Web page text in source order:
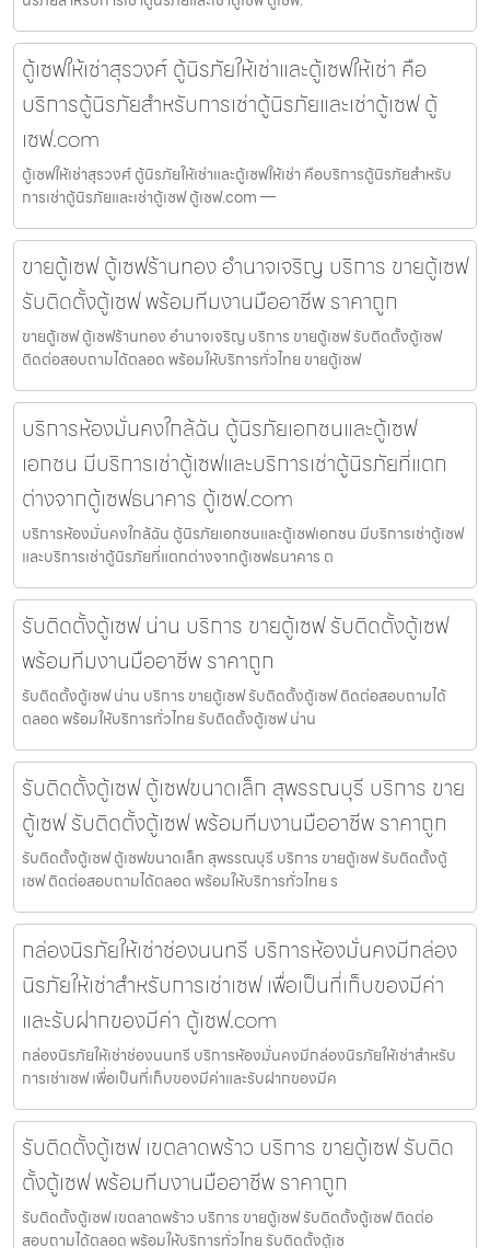
ตู้เซฟให้เช่าสุรวงศ์ ตู้นิรภัยให้เช่าและตู้เซฟให้เช่า คือ
บริการตู้นิรภัยสำหรับการเช่าตู้นิรภัยและเช่าตู้เซฟ ตู้
เซฟ.com
ตู้เซฟให้เช่าสุรวงศ์ ตู้นิรภัยให้เช่าและตู้เซฟให้เช่า คือบริการตู้นิรภัยสำหรับ
การเช่าตู้นิรภัยและเช่าตู้เซฟ ตู้เซฟ.com —
ขายตู้เซฟ ตู้เซฟร้านทอง อำนาจเจริญ บริการ ขายตู้เซฟ
รับติดตั้งตู้เซฟ พร้อมทีมงานมืออาชีพ ราคาถูก
ขายตู้เซฟ ตู้เซฟร้านทอง อำนาจเจริญ บริการ ขายตู้เซฟ รับติดตั้งตู้เซฟ
ติดต่อสอบถามได้ตลอด พร้อมให้บริการทั่วไทย ขายตู้เซฟ
บริการห้องมั่นคงใกล้ฉัน ตู้นิรภัยเอกชนและตู้เซฟ
เอกชน มีบริการเช่าตู้เซฟและบริการเช่าตู้นิรภัยที่แตก
ต่างจากตู้เซฟธนาคาร ตู้เซฟ.com
บริการห้องมั่นคงใกล้ฉัน ตู้นิรภัยเอกชนและตู้เซฟเอกชน มีบริการเช่าตู้เซฟ
และบริการเช่าตู้นิรภัยที่แตกต่างจากตู้เซฟธนาคาร ต
รับติดตั้งตู้เซฟ น่าน บริการ ขายตู้เซฟ รับติดตั้งตู้เซฟ
พร้อมทีมงานมืออาชีพ ราคาถูก
รับติดตั้งตู้เซฟ น่าน บริการ ขายตู้เซฟ รับติดตั้งตู้เซฟ ติดต่อสอบถามได้
ตลอด พร้อมให้บริการทั่วไทย รับติดตั้งตู้เซฟ น่าน
รับติดตั้งตู้เซฟ ตู้เซฟขนาดเล็ก สุพรรณบุรี บริการ ขาย
ตู้เซฟ รับติดตั้งตู้เซฟ พร้อมทีมงานมืออาชีพ ราคาถูก
รับติดตั้งตู้เซฟ ตู้เซฟขนาดเล็ก สุพรรณบุรี บริการ ขายตู้เซฟ รับติดตั้งตู้
เซฟ ติดต่อสอบถามได้ตลอด พร้อมให้บริการทั่วไทย ร
กล่องนิรภัยให้เช่าช่องนนทรี บริการห้องมั่นคงมีกล่อง
นิรภัยให้เช่าสำหรับการเช่าเซฟ เพื่อเป็นที่เก็บของมีค่า
และรับฝากของมีค่า ตู้เซฟ.com
กล่องนิรภัยให้เช่าช่องนนทรี บริการห้องมั่นคงมีกล่องนิรภัยให้เช่าสำหรับ
การเช่าเซฟ เพื่อเป็นที่เก็บของมีค่าและรับฝากของมีค
รับติดตั้งตู้เซฟ เขตลาดพร้าว บริการ ขายตู้เซฟ รับติด
ตั้งตู้เซฟ พร้อมทีมงานมืออาชีพ ราคาถูก
รับติดตั้งตู้เซฟ เขตลาดพร้าว บริการ ขายตู้เซฟ รับติดตั้งตู้เซฟ ติดต่อ
สอบถามได้ตลอด พร้อมให้บริการทั่วไทย รับติดตั้งตู้เซ